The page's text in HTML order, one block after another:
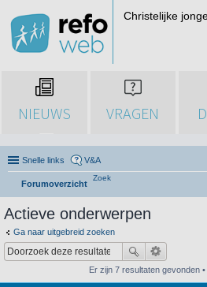
Christelijke
NIEUWS VRAGEN
Snelle links V&A
Forumoverzicht
Zoek
Actieve onderwerpen
Ga naar uitgebreid zoeken
Er zijn 7 resultaten gevonden